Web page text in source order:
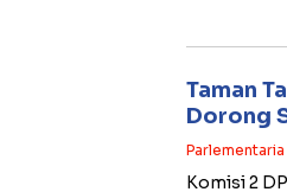
Taman
Dorong
Parlementaria
​Komisi 2